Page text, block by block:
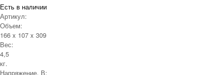
Есть в наличии
Артикул:
Объем:
166 x 107 x 309
Вес:
4,5
кг.
Напряжение, В: